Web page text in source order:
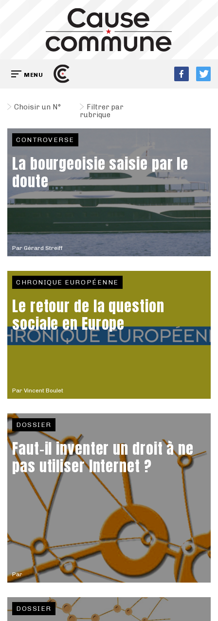
MENU
Choisir un N°
Filtrer par
rubrique
Par Gérard Streiff
CONTROVERSE
La bourgeoisie saisie par le
doute
Par Vincent Boulet
CHRONIQUE EUROPÉENNE
Le retour de la question
sociale en Europe
Par
DOSSIER
Faut-il inventer un droit à ne
pas utiliser Internet ?
DOSSIER